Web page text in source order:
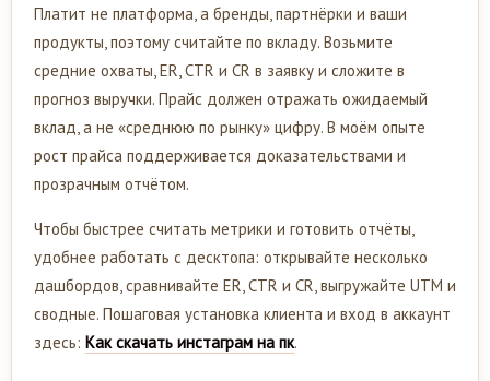
Платит не платформа, а бренды, партнёрки и ваши
продукты, поэтому считайте по вкладу. Возьмите
средние охваты, ER, CTR и CR в заявку и сложите в
прогноз выручки. Прайс должен отражать ожидаемый
вклад, а не «среднюю по рынку» цифру. В моём опыте
рост прайса поддерживается доказательствами и
прозрачным отчётом.
Чтобы быстрее считать метрики и готовить отчёты,
удобнее работать с десктопа: открывайте несколько
дашбордов, сравнивайте ER, CTR и CR, выгружайте UTM и
сводные. Пошаговая установка клиента и вход в аккаунт
здесь: Как скачать инстаграм на пк.